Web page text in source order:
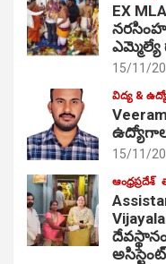
EX
15/11/
విద్య &
15/11/
ఆంధ్రప్రదేశ్